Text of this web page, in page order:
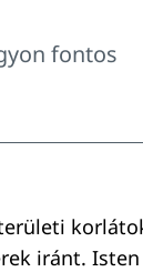
fontos
iránt. Isten